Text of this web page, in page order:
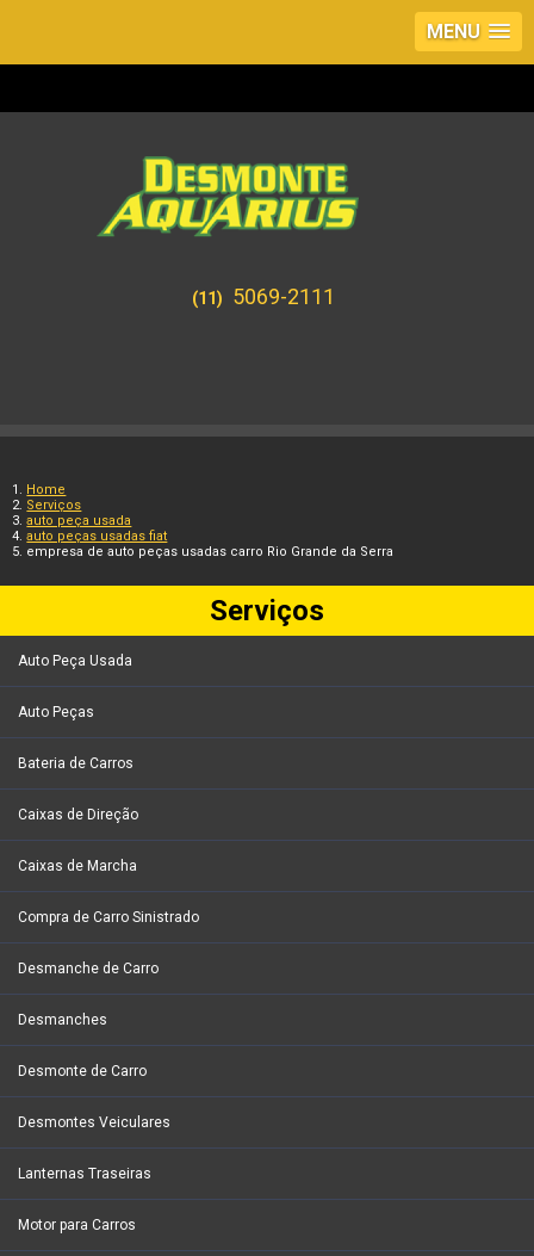
MENU
(11) 5069-2111
Home
Serviços
auto peça usada
auto peças usadas fiat
empresa de auto peças usadas carro Rio Grande da Serra
Serviços
Auto Peça Usada
Auto Peças
Bateria de Carros
Caixas de Direção
Caixas de Marcha
Compra de Carro Sinistrado
Desmanche de Carro
Desmanches
Desmonte de Carro
Desmontes Veiculares
Lanternas Traseiras
Motor para Carros